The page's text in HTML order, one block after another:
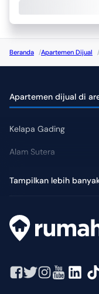
Beranda /Apartemen Dijual /
Apartemen dijual di
Kelapa Gading
Alam Sutera
Tampilkan lebih